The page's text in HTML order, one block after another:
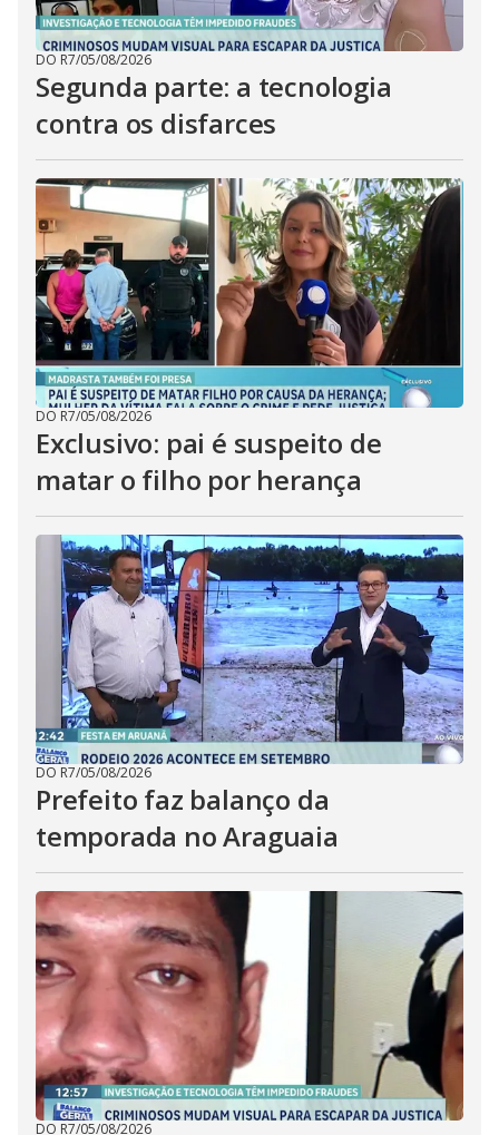
DO R7/05/08/2026
Segunda parte: a tecnologia
contra os disfarces
DO R7/05/08/2026
Exclusivo: pai é suspeito de
matar o filho por herança
DO R7/05/08/2026
Prefeito faz balanço da
temporada no Araguaia
DO R7/05/08/2026